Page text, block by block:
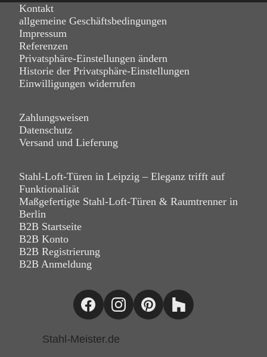
Kontakt
allgemeine Geschäftsbedingungen
Impressum
Referenzen
Privatsphäre-Einstellungen ändern
Historie der Privatsphäre-Einstellungen
Einwilligungen widerrufen
Zahlungsweisen
Datenschutz
Versand und Lieferung
Stahl-Loft-Türen in Leipzig – Eleganz trifft auf
Funktionalität
Maßgefertigte Stahl-Loft-Türen & Raumtrenner in
Berlin
B2B Startseite
B2B Konto
B2B Registrierung
B2B Anmeldung
Stahl-Meister.de